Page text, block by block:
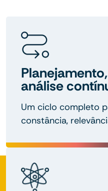
análise
Um ciclo completo
constância,